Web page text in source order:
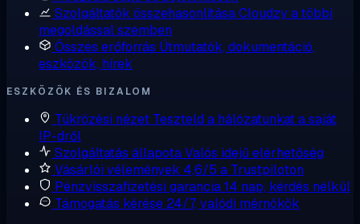
Szolgáltatók összehasonlításaCloudzy a többi
megoldással szemben
Összes erőforrás Útmutatók, dokumentáció,
eszközök, hírek
ESZKÖZÖK ÉS BIZALOM
Tükrözési nézet Teszteld a hálózatunkat a saját
IP-dről
Szolgáltatás állapotaValós idejű elérhetőség
Vásárlói vélemények 4,6/5 a Trustpiloton
Pénzvisszafizetési garancia14 nap, kérdés nélkül
Támogatás kérése 24/7, valódi mérnökök